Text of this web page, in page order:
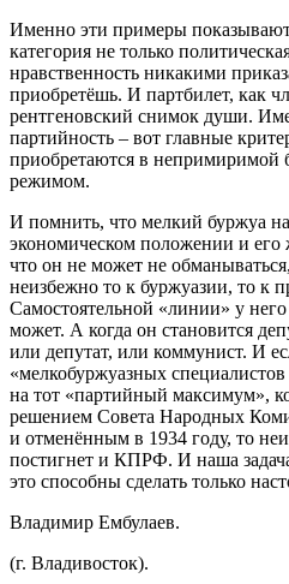
Именно эти примеры
категория не только
нравственность никакими
приобретёшь. И партбилет, как
рентгеновский снимок души.
партийность – вот главные
приобретаются в
режимом.
И помнить, что мелкий буржуа
экономическом положении и его
что он не может не
неизбежно то к буржуазии, то к
Самостоятельной «линии» у
может. А когда он становится
или депутат, или коммунист. И
«мелкобуржуазных
на тот «партийный максимум»,
решением Совета Народных
и отменённым в 1934 году, то
постигнет и КПРФ. И наша
это способны сделать только
Владимир Ембулаев.
(г. Владивосток).